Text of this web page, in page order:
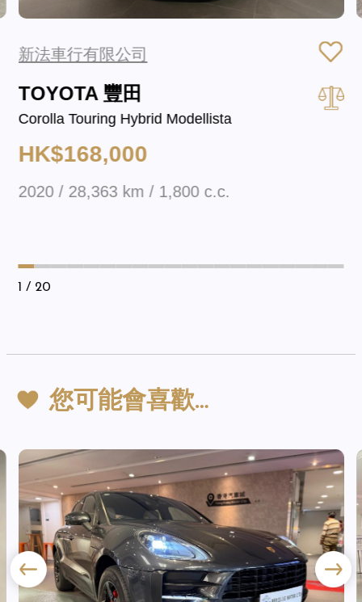
新法車行有限公司
TOYOTA 豐田
Corolla Touring Hybrid Modellista
HK$168,000
2020 / 28,363 km / 1,800 c.c.
1 / 20
您可能會喜歡…